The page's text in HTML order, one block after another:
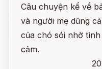
Câu chuyện kể về
và người mẹ dũng
của chó sói nhờ
cảm.